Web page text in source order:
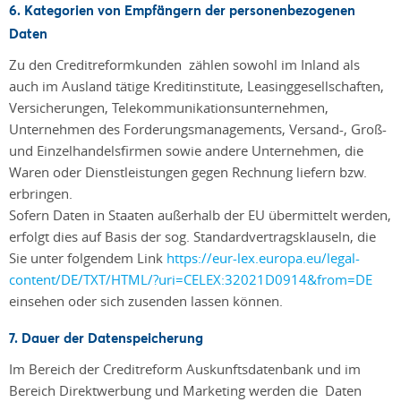
6. Kategorien von Empfängern der personenbezogenen
Daten
Zu den Creditreformkunden zählen sowohl im Inland als
auch im Ausland tätige Kreditinstitute, Leasinggesellschaften,
Versicherungen, Telekommunikationsunternehmen,
Unternehmen des Forderungsmanagements, Versand-, Groß-
und Einzelhandelsfirmen sowie andere Unternehmen, die
Waren oder Dienstleistungen gegen Rechnung liefern bzw.
erbringen.
Sofern Daten in Staaten außerhalb der EU übermittelt werden,
erfolgt dies auf Basis der sog. Standardvertragsklauseln, die
Sie unter folgendem Link https://eur-lex.europa.eu/legal-
content/DE/TXT/HTML/?uri=CELEX:32021D0914&from=DE
einsehen oder sich zusenden lassen können.
7. Dauer der Datenspeicherung
Im Bereich der Creditreform Auskunftsdatenbank und im
Bereich Direktwerbung und Marketing werden die Daten